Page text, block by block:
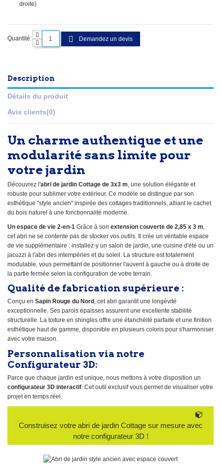
droite)
Quantité: Demandez un devis
Description
Détails du produit
Avis clients(0)
Un charme authentique et une
modularité sans limite pour
votre jardin
Découvrez l'abri de jardin Cottage de 3x3 m, une solution élégante et
robuste pour sublimer votre extérieur. Ce modèle se distingue par son
esthétique "style ancien" inspirée des cottages traditionnels, alliant le cachet
du bois naturel à une fonctionnalité moderne.
Un espace de vie 2-en-1 Grâce à son extension couverte de 2,85 x 3 m
cet abri ne se contente pas de stocker vos outils. Il crée un véritable espace
de vie supplémentaire : installez-y un salon de jardin, une cuisine d'été ou un
jacuzzi à l'abri des intempéries et du soleil. La structure est totalement
modulable, vous permettant de positionner l'auvent à gauche ou à droite de
la partie fermée selon la configuration de votre terrain.
Qualité de fabrication supérieure :
Conçu en Sapin Rouge du Nord , cet abri garantit une longévité
exceptionnelle. Ses parois épaisses assurent une excellente stabilité
structurelle. La toiture en shingles offre une étanchéité parfaite et une finition
esthétique haut de gamme, disponible en plusieurs coloris pour s'harmoniser
avec votre maison.
Personnalisation via notre
Configurateur 3D:
Parce que chaque jardin est unique, nous mettons à votre disposition un
configurateur 3D interactif . Cet outil exclusif vous permet de visualiser votre
projet en temps réel.
Construisez votre abri de jardin Cottage sur mesure avec
notre configurateur 3D !